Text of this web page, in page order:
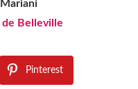
Belleville
Pinterest